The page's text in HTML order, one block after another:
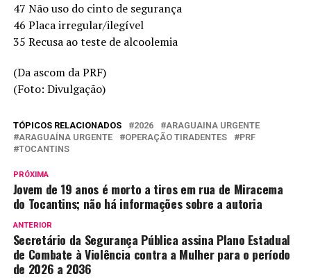
47 Não uso do cinto de segurança
46 Placa irregular/ilegível
35 Recusa ao teste de alcoolemia
(Da ascom da PRF)
(Foto: Divulgação)
TÓPICOS RELACIONADOS 2026
ARAGUAINA URGENTE
ARAGUAÍNA URGENTE
OPERAÇÃO TIRADENTES
PRF
TOCANTINS
PRÓXIMA
Jovem de 19 anos é morto a tiros em rua de Miracema
do Tocantins; não há informações sobre a autoria
ANTERIOR
Secretário da Segurança Pública assina Plano Estadual
de Combate à Violência contra a Mulher para o período
de 2026 a 2036